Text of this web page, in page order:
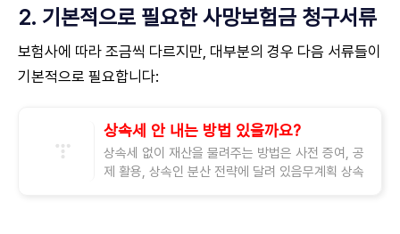
2. 기본적으로 필요한 사망보험금 청구서류
보험사에 따라 조금씩 다르지만, 대부분의 경우 다음 서류들이
기본적으로 필요합니다:
상속세 안 내는 방법 있을까요?
상속세 없이 재산을 물려주는 방법은 사전 증여, 공
제 활용, 상속인 분산 전략에 달려 있음무계획 상속